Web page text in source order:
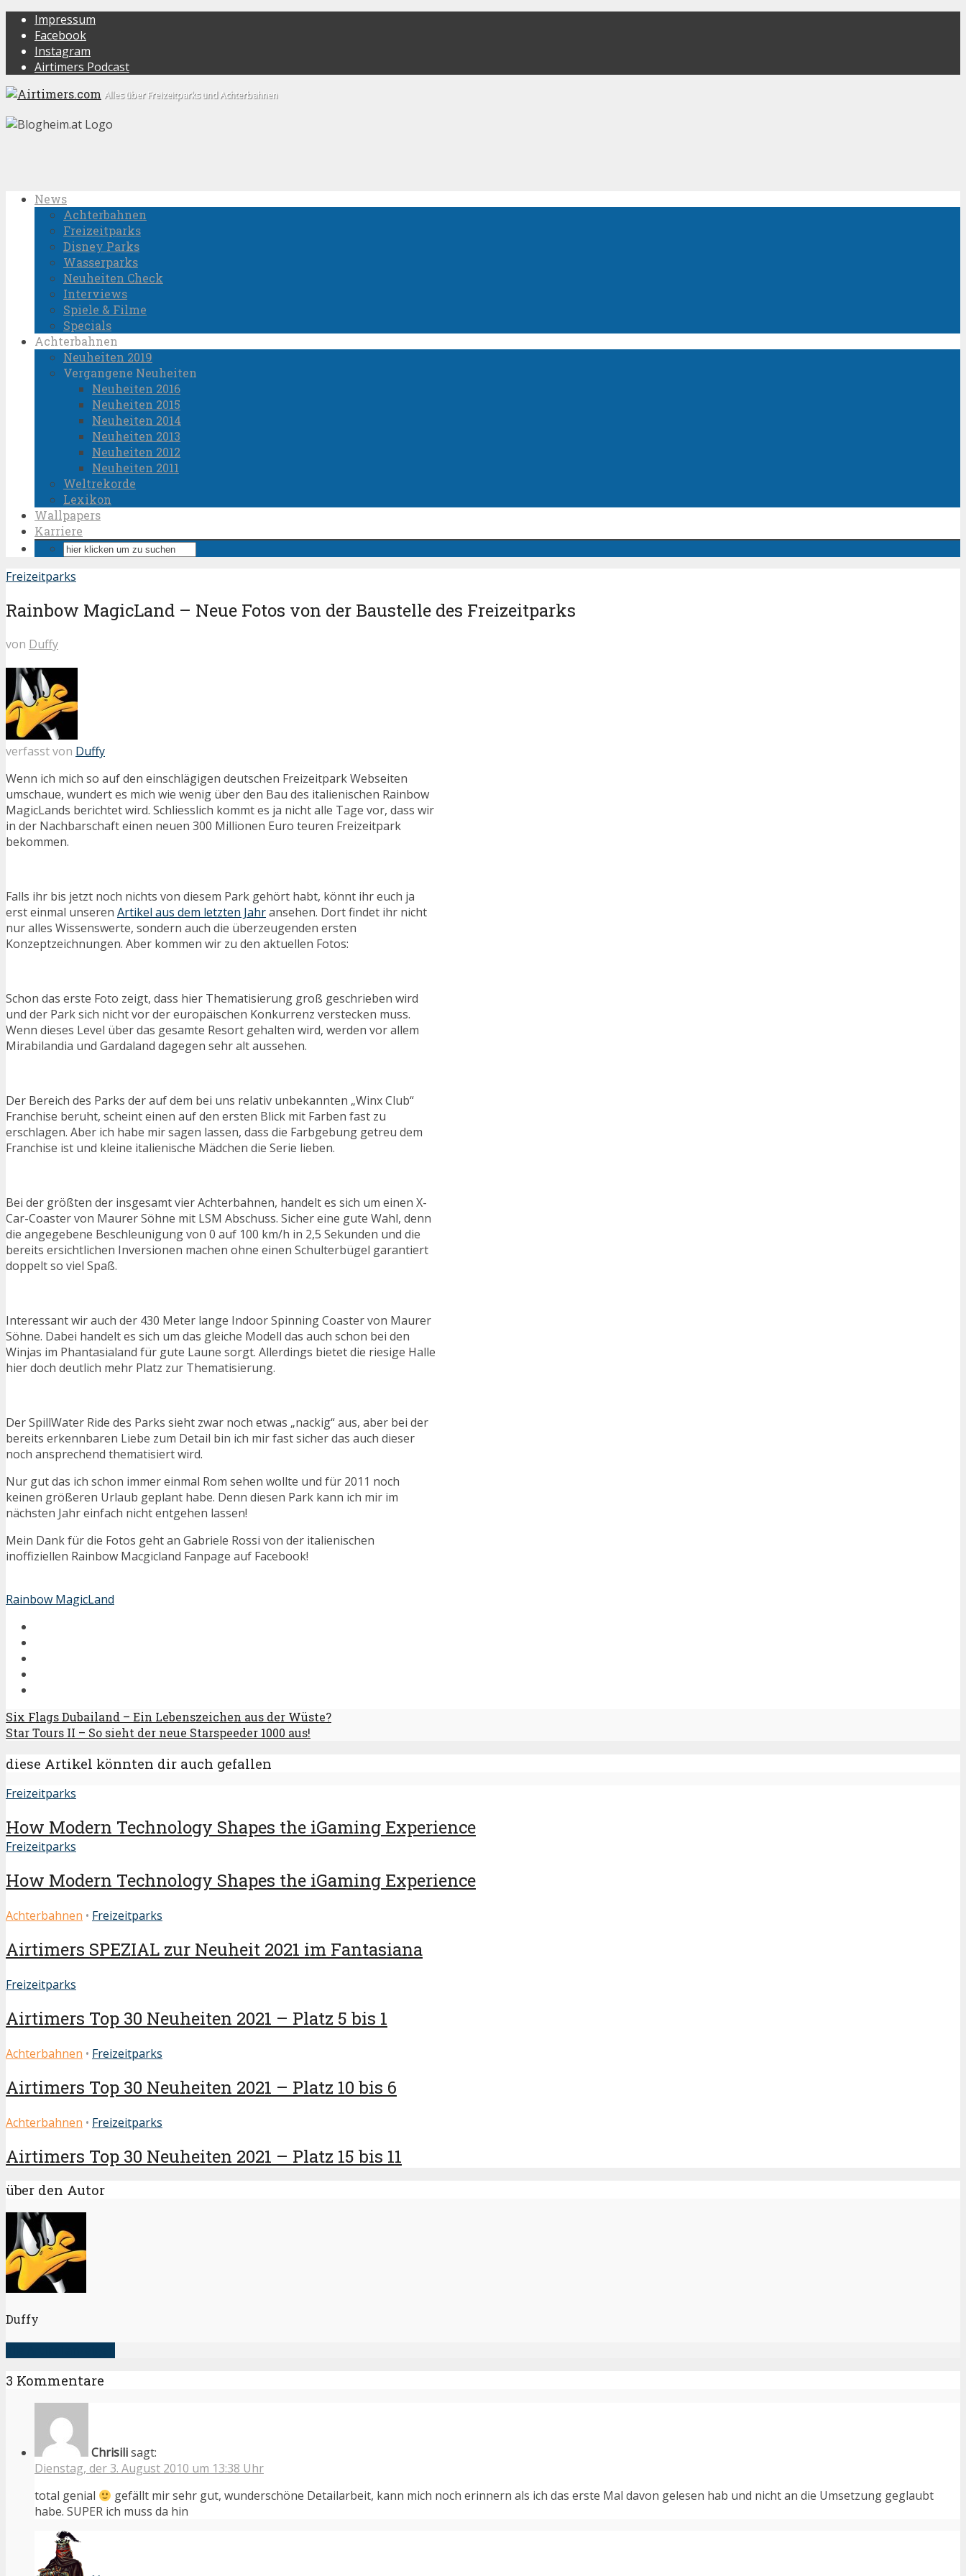
Impressum
Facebook
Instagram
Airtimers Podcast
Alles über Freizeitparks und Achterbahnen
News
Achterbahnen
Freizeitparks
Disney Parks
Wasserparks
Neuheiten Check
Interviews
Spiele & Filme
Specials
Achterbahnen
Neuheiten 2019
Vergangene Neuheiten
Neuheiten 2016
Neuheiten 2015
Neuheiten 2014
Neuheiten 2013
Neuheiten 2012
Neuheiten 2011
Weltrekorde
Lexikon
Wallpapers
Karriere
Freizeitparks
Rainbow MagicLand – Neue Fotos von der Baustelle des Freizeitparks
von Duffy
verfasst von Duffy
Wenn ich mich so auf den einschlägigen deutschen Freizeitpark Webseiten
umschaue, wundert es mich wie wenig über den Bau des italienischen Rainbow
MagicLands berichtet wird. Schliesslich kommt es ja nicht alle Tage vor, dass wir
in der Nachbarschaft einen neuen 300 Millionen Euro teuren Freizeitpark
bekommen.
Falls ihr bis jetzt noch nichts von diesem Park gehört habt, könnt ihr euch ja
erst einmal unseren Artikel aus dem letzten Jahransehen. Dort findet ihr nicht
nur alles Wissenswerte, sondern auch die überzeugenden ersten
Konzeptzeichnungen. Aber kommen wir zu den aktuellen Fotos:
Schon das erste Foto zeigt, dass hier Thematisierung groß geschrieben wird
und der Park sich nicht vor der europäischen Konkurrenz verstecken muss.
Wenn dieses Level über das gesamte Resort gehalten wird, werden vor allem
Mirabilandia und Gardaland dagegen sehr alt aussehen.
Der Bereich des Parks der auf dem bei uns relativ unbekannten „Winx Club“
Franchise beruht, scheint einen auf den ersten Blick mit Farben fast zu
erschlagen. Aber ich habe mir sagen lassen, dass die Farbgebung getreu dem
Franchise ist und kleine italienische Mädchen die Serie lieben.
Bei der größten der insgesamt vier Achterbahnen, handelt es sich um einen X-
Car-Coaster von Maurer Söhne mit LSM Abschuss. Sicher eine gute Wahl, denn
die angegebene Beschleunigung von 0 auf 100 km/h in 2,5 Sekunden und die
bereits ersichtlichen Inversionen machen ohne einen Schulterbügel garantiert
doppelt so viel Spaß.
Interessant wir auch der 430 Meter lange Indoor Spinning Coaster von Maurer
Söhne. Dabei handelt es sich um das gleiche Modell das auch schon bei den
Winjas im Phantasialand für gute Laune sorgt. Allerdings bietet die riesige Halle
hier doch deutlich mehr Platz zur Thematisierung.
Der SpillWater Ride des Parks sieht zwar noch etwas „nackig“ aus, aber bei der
bereits erkennbaren Liebe zum Detail bin ich mir fast sicher das auch dieser
noch ansprechend thematisiert wird.
Nur gut das ich schon immer einmal Rom sehen wollte und für 2011 noch
keinen größeren Urlaub geplant habe. Denn diesen Park kann ich mir im
nächsten Jahr einfach nicht entgehen lassen!
Mein Dank für die Fotos geht an Gabriele Rossi von der italienischen
inoffiziellen Rainbow Macgicland Fanpage auf Facebook!
Rainbow MagicLand
Six Flags Dubailand – Ein Lebenszeichen aus der Wüste?
Star Tours II – So sieht der neue Starspeeder 1000 aus!
diese Artikel könnten dir auch gefallen
Freizeitparks
How Modern Technology Shapes the iGaming Experience
Freizeitparks
How Modern Technology Shapes the iGaming Experience
Achterbahnen • Freizeitparks
Airtimers SPEZIAL zur Neuheit 2021 im Fantasiana
Freizeitparks
Airtimers Top 30 Neuheiten 2021 – Platz 5 bis 1
Achterbahnen • Freizeitparks
Airtimers Top 30 Neuheiten 2021 – Platz 10 bis 6
Achterbahnen • Freizeitparks
Airtimers Top 30 Neuheiten 2021 – Platz 15 bis 11
über den Autor
Duffy
3 Kommentare
Chrisilisagt:
Dienstag, der 3. August 2010 um 13:38 Uhr
total genial
gefällt mir sehr gut, wunderschöne Detailarbeit, kann mich noch erinnern als ich das erste Mal davon gelesen hab und nicht an die Umsetzung geglaubt
habe. SUPER ich muss da hin